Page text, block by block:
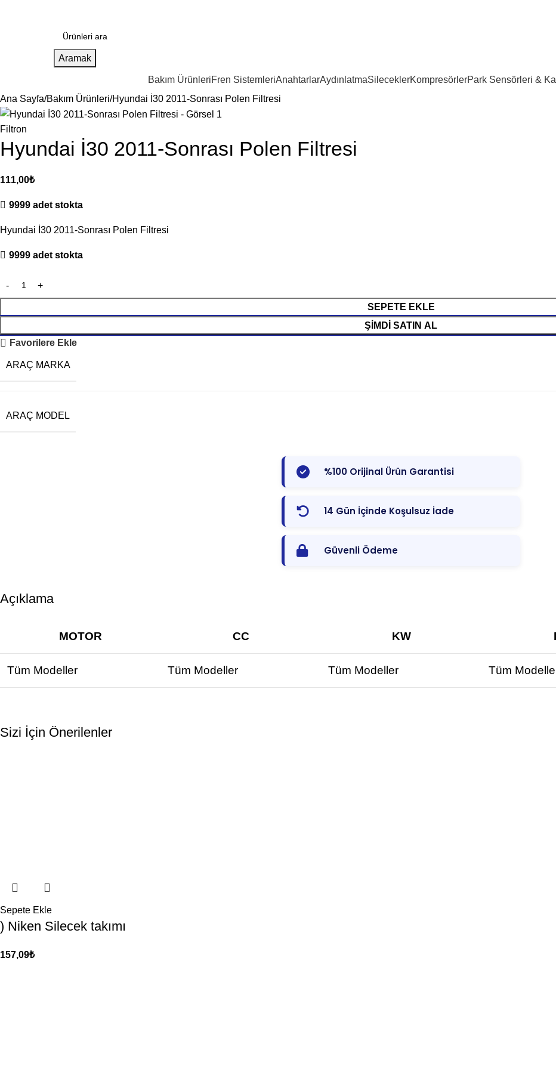
Aramak
Bakım ÜrünleriFren SistemleriAnahtarlarAydınlatmaSileceklerKompresörlerPark Sensörleri &
Ana Sayfa Bakım Ürünleri Hyundai İ30 2011-Sonrası Polen Filtresi
Filtron
Hyundai İ30 2011-Sonrası Polen Filtresi
111,00₺
9999 adet stokta
Hyundai İ30 2011-Sonrası Polen Filtresi
9999 adet stokta
SEPETE EKLE
ŞIMDI SATIN AL
Favorilere Ekle
ARAÇ MARKA
ARAÇ MODEL
%100 Orijinal Ürün Garantisi
14 Gün İçinde Koşulsuz İade
Güvenli Ödeme
Açıklama
MOTOR CC KW
Tüm Modeller Tüm Modeller Tüm Modeller Tüm
Sizi İçin Önerilenler
Sepete Ekle
) Niken Silecek takımı
157,09₺